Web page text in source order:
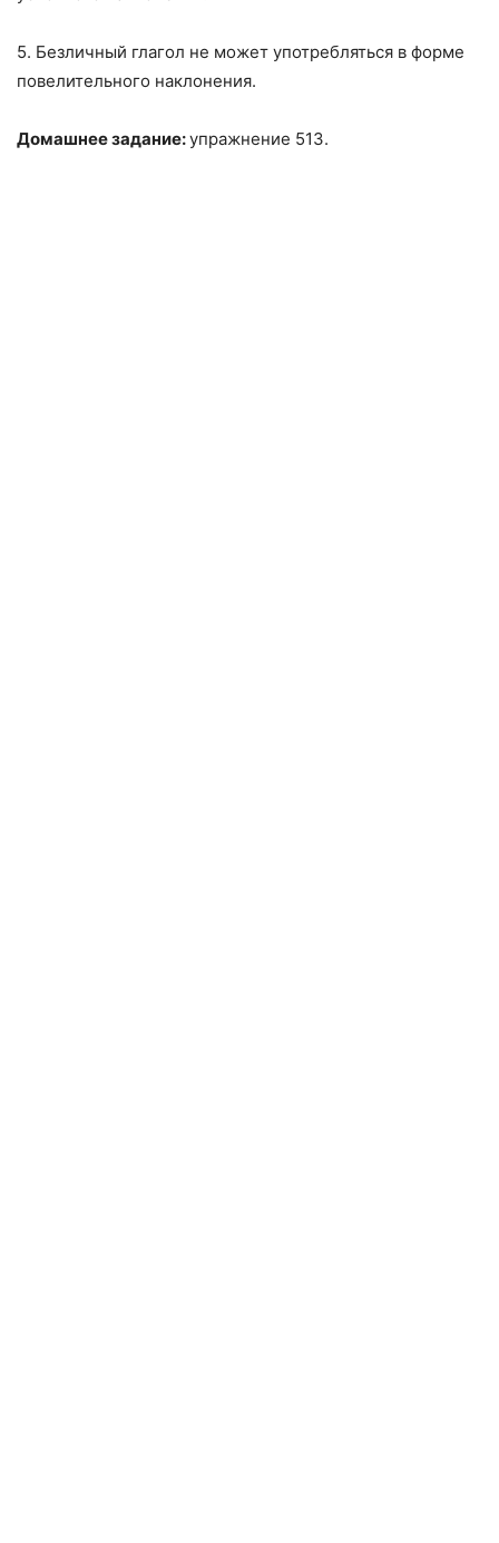
5. Безличный глагол не может употребляться в форме
повелительного наклонения.
Домашнее задание:упражнение 513.